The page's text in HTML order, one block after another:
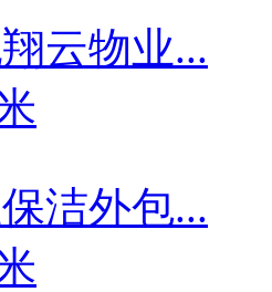
云物业...
洁外包...